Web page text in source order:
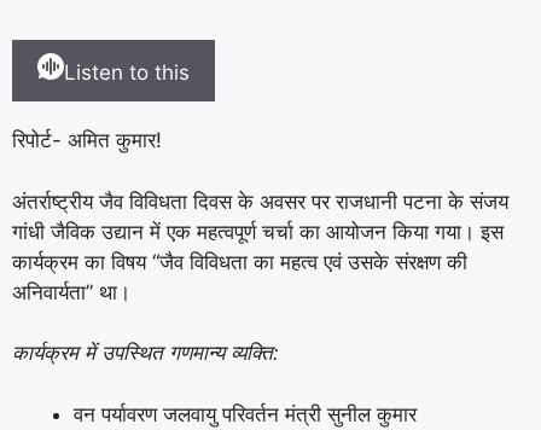
Listen to this
रिपोर्ट- अमित कुमार!
अंतर्राष्ट्रीय जैव विविधता दिवस के अवसर पर राजधानी पटना के संजय
गांधी जैविक उद्यान में एक महत्वपूर्ण चर्चा का आयोजन किया गया। इस
कार्यक्रम का विषय “जैव विविधता का महत्व एवं उसके संरक्षण की
अनिवार्यता” था।
कार्यक्रम में उपस्थित गणमान्य व्यक्ति:
वन पर्यावरण जलवायु परिवर्तन मंत्री सुनील कुमार